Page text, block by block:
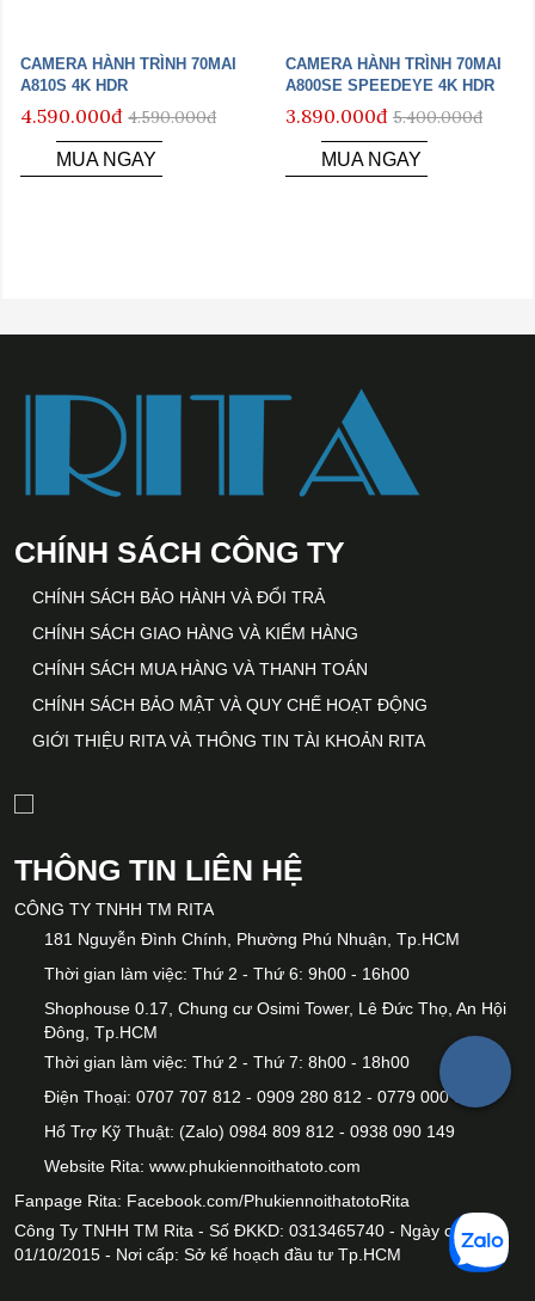
CAMERA HÀNH TRÌNH 70MAI
A810S 4K HDR
4.590.000đ 4.590.000đ
MUA NGAY
CAMERA HÀNH TRÌNH 70MAI
A800SE SPEEDEYE 4K HDR
3.890.000đ 5.400.000đ
MUA NGAY
CHÍNH SÁCH CÔNG TY
CHÍNH SÁCH BẢO HÀNH VÀ ĐỔI TRẢ
CHÍNH SÁCH GIAO HÀNG VÀ KIỂM HÀNG
CHÍNH SÁCH MUA HÀNG VÀ THANH TOÁN
CHÍNH SÁCH BẢO MẬT VÀ QUY CHẾ HOẠT ĐỘNG
GIỚI THIỆU RITA VÀ THÔNG TIN TÀI KHOẢN RITA
THÔNG TIN LIÊN HỆ
CÔNG TY TNHH TM RITA
181 Nguyễn Đình Chính, Phường Phú Nhuận, Tp.HCM
Thời gian làm việc: Thứ 2 - Thứ 6: 9h00 - 16h00
Shophouse 0.17, Chung cư Osimi Tower, Lê Đức Thọ, An Hội
Đông, Tp.HCM
Thời gian làm việc: Thứ 2 - Thứ 7: 8h00 - 18h00
Điện Thoại: 0707 707 812 - 0909 280 812 - 0779 000 812
Hổ Trợ Kỹ Thuật: (Zalo) 0984 809 812 - 0938 090 149
Website Rita:www.phukiennoithatoto.com
Fanpage Rita: Facebook.com/PhukiennoithatotoRita
Công Ty TNHH TM Rita - Số ĐKKD: 0313465740 - Ngày cấp:
01/10/2015 - Nơi cấp: Sở kế hoạch đầu tư Tp.HCM